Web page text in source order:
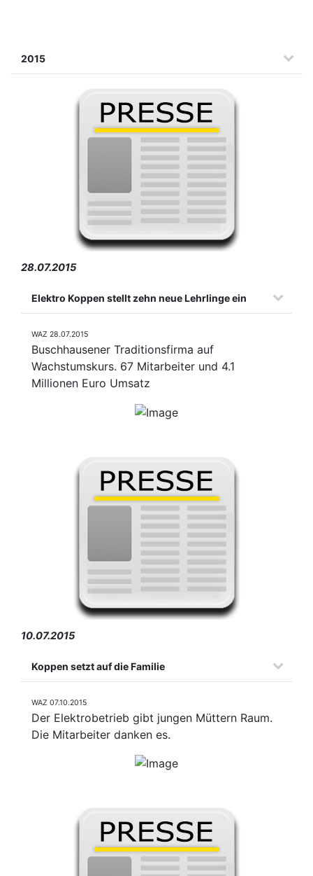
2015
28.07.2015
Elektro Koppen stellt zehn neue Lehrlinge ein
WAZ 28.07.2015
Buschhausener Traditionsfirma auf
Wachstumskurs. 67 Mitarbeiter und 4.1
Millionen Euro Umsatz
10.07.2015
Koppen setzt auf die Familie
WAZ 07.10.2015
Der Elektrobetrieb gibt jungen Müttern Raum.
Die Mitarbeiter danken es.